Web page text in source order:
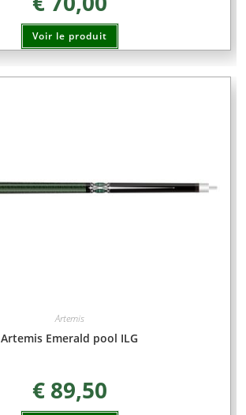
Voir le produit
Artemis
Artemis Emerald pool ILG
€89,50